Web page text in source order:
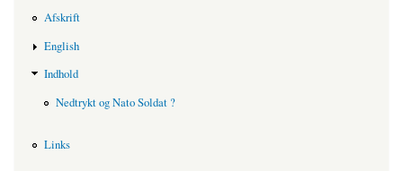
Afskrift
English
Indhold
Nedtrykt og Nato Soldat ?
Links